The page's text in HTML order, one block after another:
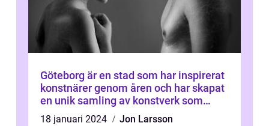
Göteborg är en stad som har inspirerat
konstnärer genom åren och har skapat
en unik samling av konstverk som
representerar staden
18 januari 2024
Jon Larsson